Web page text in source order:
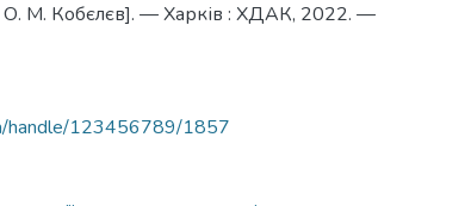
О. М. Кобєлєв]. — Харків : ХДАК, 2022. —
handle/123456789/1857